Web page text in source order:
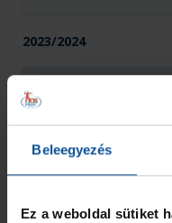
Beleegyezés
Ez a weboldal sütiket
2023/2024
Összesen